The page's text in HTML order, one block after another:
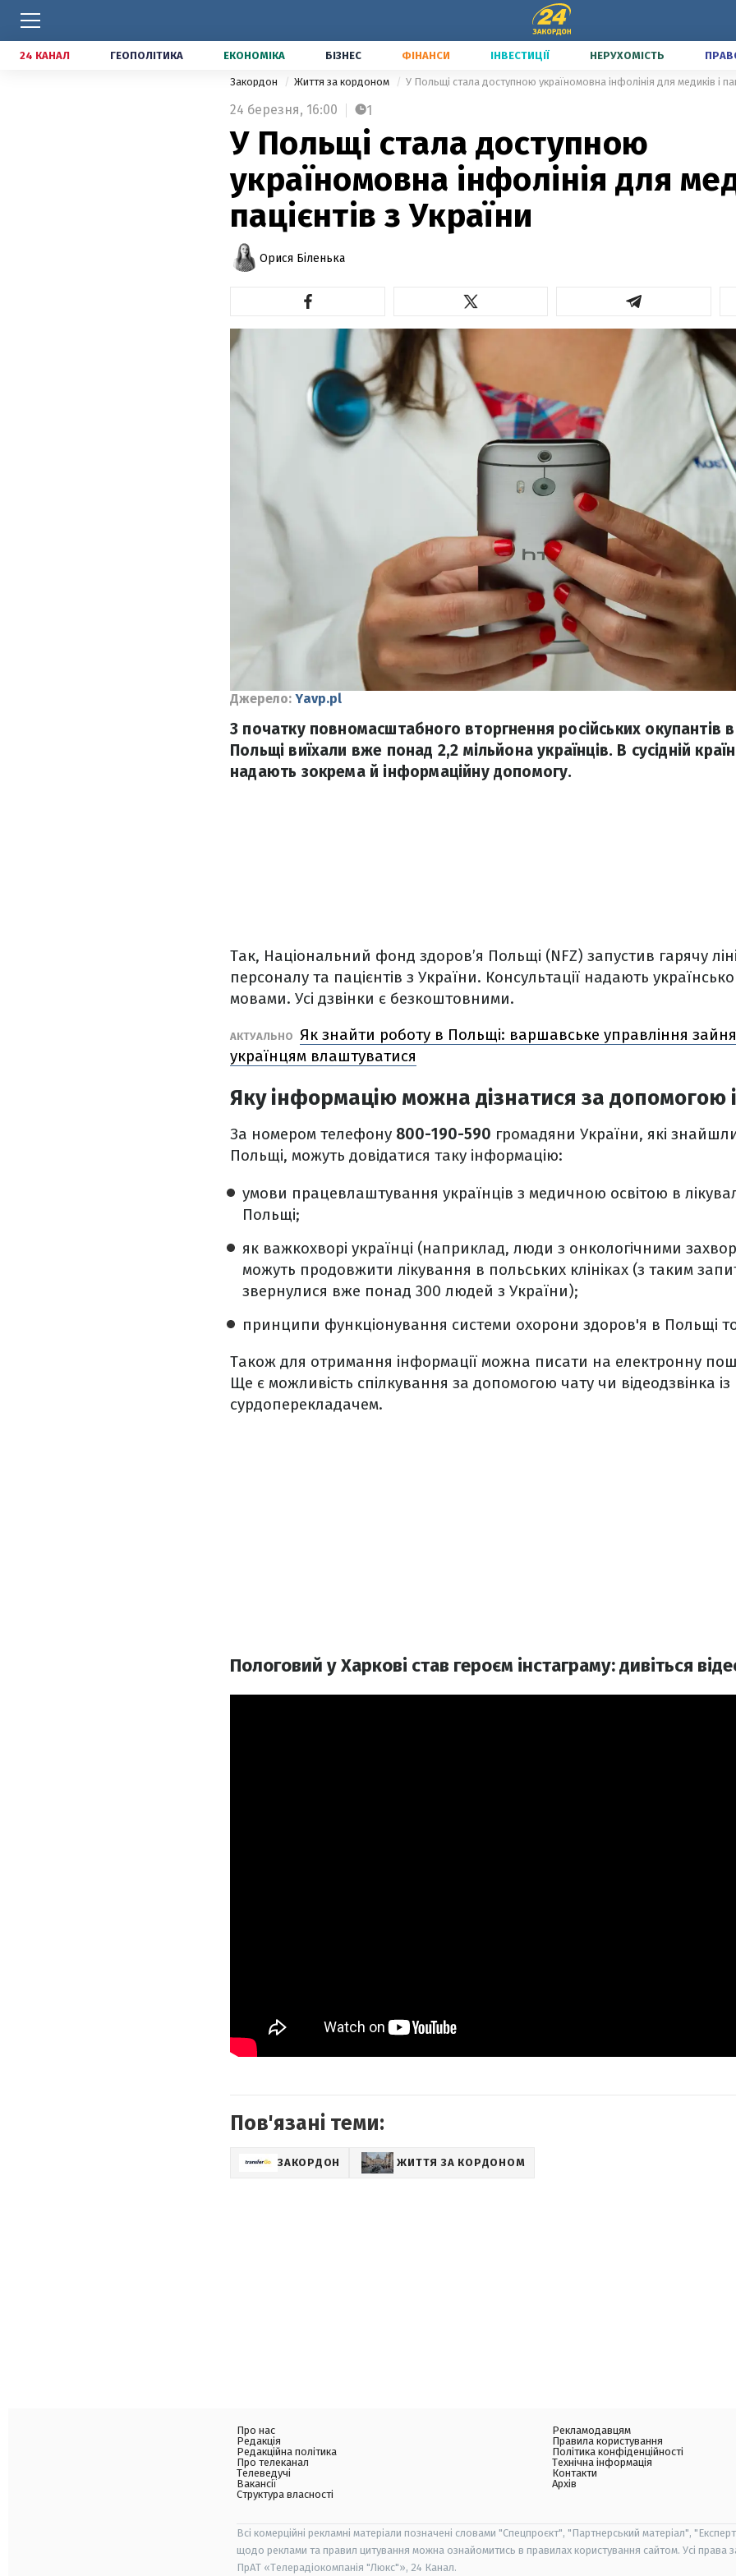
24 КАНАЛ ГЕОПОЛІТИКА ЕКОНОМІКА БІЗНЕС ФІНАНСИ ІНВЕСТИЦІЇ НЕРУХОМІСТЬ
Закордон Життя за кордоном У Польщі стала доступною україномовна інфолінія для медиків і
24 березня, 16:00 1
У Польщі стала доступною
україномовна інфолінія для
пацієнтів з України
Орися Біленька
Джерело: Yavp.pl
З початку повномасштабного вторгнення російських окупантів
Польщі виїхали вже понад 2,2 мільйона українців. В сусідній
надають зокрема й інформаційну допомогу.
Так, Національний фонд здоров’я Польщі (NFZ) запустив гарячу
персоналу та пацієнтів з України. Консультації надають
мовами. Усі дзвінки є безкоштовними.
АКТУАЛЬНО Як знайти роботу в Польщі: варшавське управління
українцям влаштуватися
Яку інформацію можна дізнатися за допомогою
За номером телефону 800-190-590 громадяни України, які
Польщі, можуть довідатися таку інформацію:
умови працевлаштування українців з медичною освітою в
Польщі;
як важкохворі українці (наприклад, люди з онкологічними
можуть продовжити лікування в польських клініках (з таким
звернулися вже понад 300 людей з України);
принципи функціонування системи охорони здоров'я в Польщі
Також для отримання інформації можна писати на електронну
Ще є можливість спілкування за допомогою чату чи відеодзвінка із
сурдоперекладачем.
Пологовий у Харкові став героєм інстаграму: дивіться
Пов'язані теми:
ЗАКОРДОН ЖИТТЯ ЗА КОРДОНОМ
Про нас
Редакція
Редакційна політика
Про телеканал
Телеведучі
Вакансії
Структура власності
Рекламодавцям
Правила користування
Політика конфіденційності
Технічна інформація
Контакти
Архів
Всі комерційні рекламні матеріали позначені словами "Спецпроєкт", "Партнерський матеріал",
щодо реклами та правил цитування можна ознайомитись в правилах користування сайтом. Усі права
ПрАТ «Телерадіокомпанія "Люкс"», 24 Канал.